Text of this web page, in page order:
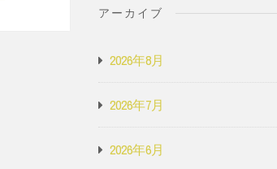
アーカイブ
2026年8月
2026年7月
2026年6月